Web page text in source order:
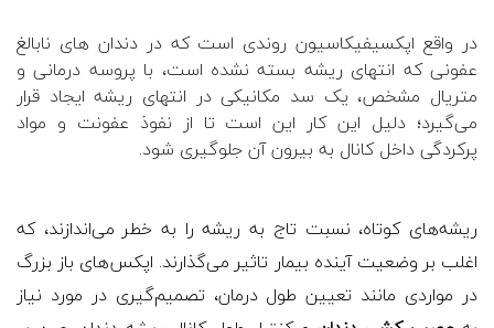
در واقع اپکسیفیکاسیون روندی است که در دندان های نابالغ
عفونی که انتهای ریشه بسته نشده است، با پروسه درمانی و
متریال مشخص، یک سد مکانیکی در انتهای ریشه ایجاد قرار
می‌گیرد؛ دلیل این کار این است تا از نفوذ عفونت و مواد
پرکردگی داخل کانال به بیرون آن جلوگیری شود.
ریشه‌های کوتاه، نسبت تاج به ریشه را به خطر می‌اندازند، که
اغلب بر وضعیت آینده بیمار تاثیر می‌گذارند. اپکس‌های باز بزرگ
در مواردی مانند تعیین طول درمان، تصمیم‌گیری در مورد نیاز